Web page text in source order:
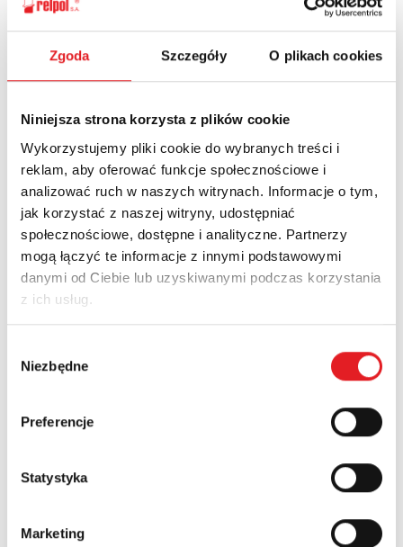
Zgoda Szczegóły O plikach cookies
Niniejsza strona korzysta z plików cookie
Wykorzystujemy pliki cookie do wybranych treści i
reklam, aby oferować funkcje społecznościowe i
analizować ruch w naszych witrynach. Informacje o tym,
jak korzystać z naszej witryny, udostępniać
społecznościowe, dostępne i analityczne. Partnerzy
mogą łączyć te informacje z innymi podstawowymi
danymi od Ciebie lub uzyskiwanymi podczas korzystania
z ich usług.
zgody
Niezbędne
Preferencje
Statystyka
Marketing
Ask for the details of the offer
Name: *
Email: *
Company:
Contents: *